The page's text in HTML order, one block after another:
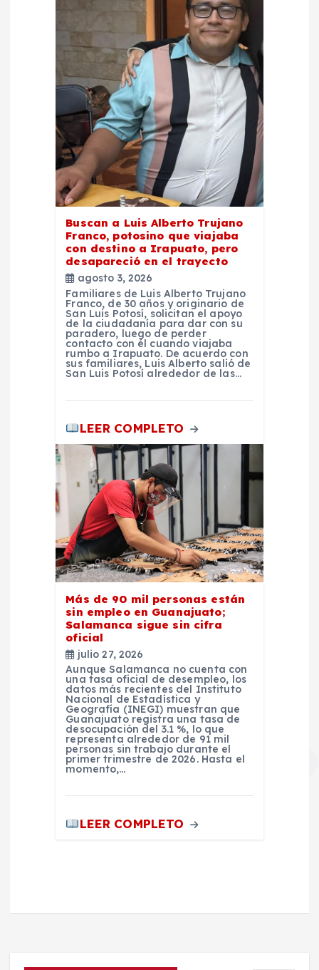
Buscan a Luis Alberto Trujano
Franco, potosino que viajaba
con destino a Irapuato, pero
desapareció en el trayecto
agosto 3, 2026
Familiares de Luis Alberto Trujano
Franco, de 30 años y originario de
San Luis Potosí, solicitan el apoyo
de la ciudadanía para dar con su
paradero, luego de perder
contacto con él cuando viajaba
rumbo a Irapuato. De acuerdo con
sus familiares, Luis Alberto salió de
San Luis Potosí alrededor de las…
LEER COMPLETO
Más de 90 mil personas están
sin empleo en Guanajuato;
Salamanca sigue sin cifra
oficial
julio 27, 2026
Aunque Salamanca no cuenta con
una tasa oficial de desempleo, los
datos más recientes del Instituto
Nacional de Estadística y
Geografía (INEGI) muestran que
Guanajuato registra una tasa de
desocupación del 3.1 %, lo que
representa alrededor de 91 mil
personas sin trabajo durante el
primer trimestre de 2026. Hasta el
momento,…
LEER COMPLETO